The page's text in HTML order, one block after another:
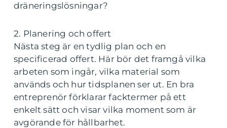
dräneringslösningar?
2. Planering och offert
Nästa steg är en tydlig plan och en
specificerad offert. Här bör det framgå vilka
arbeten som ingår, vilka material som
används och hur tidsplanen ser ut. En bra
entreprenör förklarar facktermer på ett
enkelt sätt och visar vilka moment som är
avgörande för hållbarhet.